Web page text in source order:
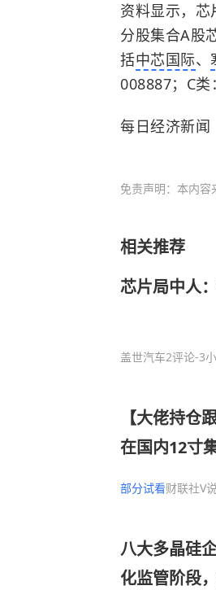
资料显示，芯
分股集合A股
括中芯国际、
008887；C类
每日经济新闻
免责声明：本内容
相关推荐
芯片局中人
盖世汽车2评论-3
【大佬持仓
在国内12寸
部分试看财联社V
八大多晶硅
化监管阶段